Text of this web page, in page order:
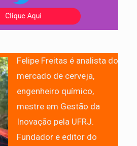
Felipe Freitas é analista do
mercado de cerveja,
engenheiro químico,
mestre em Gestão da
Inovação pela UFRJ.
Fundador e editor do